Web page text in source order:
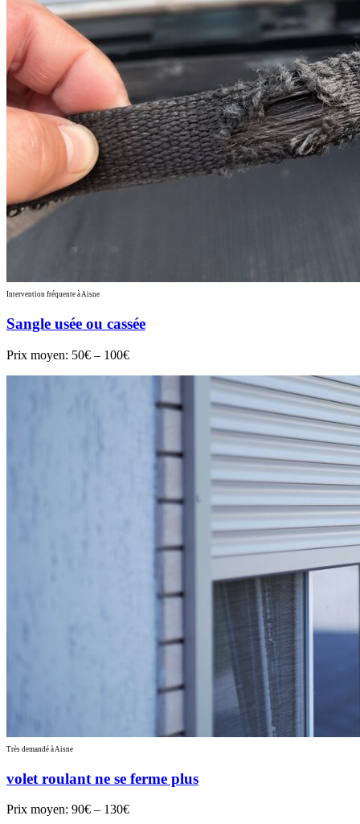
Intervention fréquente à Aisne
Sangle usée ou cassée
Prix moyen: 50€ – 100€
Très demandé à Aisne
volet roulant ne se ferme plus
Prix moyen: 90€ – 130€